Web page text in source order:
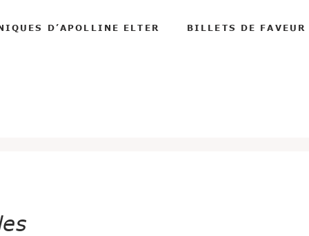
D’APOLLINE ELTER BILLETS DE FAVEUR